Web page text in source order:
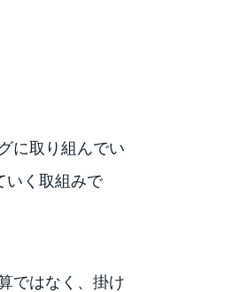
に取り組んでい
いく取組みで
ではなく、掛け